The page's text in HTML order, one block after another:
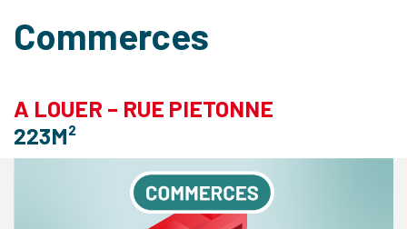
Commerces
A LOUER – RUE PIETONNE
223M²